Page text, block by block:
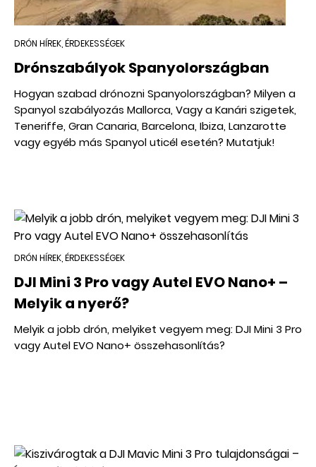
DRÓN HÍREK, ÉRDEKESSÉGEK
Drónszabályok Spanyolországban
Hogyan szabad drónozni Spanyolországban? Milyen a
Spanyol szabályozás Mallorca, Vagy a Kanári szigetek,
Teneriffe, Gran Canaria, Barcelona, Ibiza, Lanzarotte
vagy egyéb más Spanyol uticél esetén? Mutatjuk!
DRÓN HÍREK, ÉRDEKESSÉGEK
DJI Mini 3 Pro vagy Autel EVO Nano+ –
Melyik a nyerő?
Melyik a jobb drón, melyiket vegyem meg: DJI Mini 3 Pro
vagy Autel EVO Nano+ összehasonlítás?